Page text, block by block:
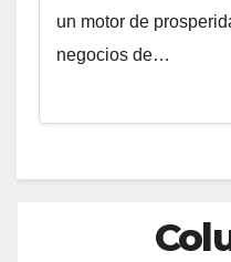
un motor de
negocios de…